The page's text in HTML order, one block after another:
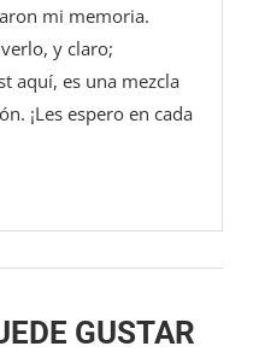
mi memoria.
y claro;
aquí, es una mezcla
¡Les espero en cada
GUSTAR